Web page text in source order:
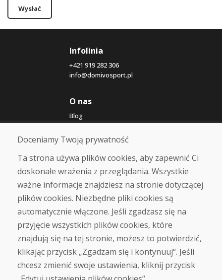
Wysłać
Infolinia
+421 919 282 306
info@domivosport.pl
O nas
Blog
O nas
Sklep
Kontakt
Zakup
Sklep internetowy
Warunki handlowe
Transport
Zapłata
Skarga
Zwrot i wymiana towaru
Ochrona danych osobowych
Cookies
Doceniamy Twoją prywatność
Ta strona używa plików cookies, aby zapewnić Ci
doskonałe wrażenia z przeglądania. Wszystkie
ważne informacje znajdziesz na stronie dotyczącej
plików cookies. Niezbędne pliki cookies są
automatycznie włączone. Jeśli zgadzasz się na
przyjęcie wszystkich plików cookies, które
znajdują się na tej stronie, możesz to potwierdzić,
klikając przycisk „Zgadzam się i kontynuuj“. Jeśli
chcesz zmienić swoje ustawienia, kliknij przycisk